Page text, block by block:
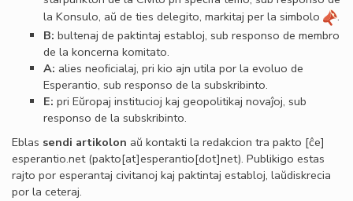
la Konsulo, aŭ de ties delegito, markitaj per la simbolo
.
B: bultenaj de paktintaj establoj, sub responso de membro
de la koncerna komitato.
A: alies neoﬁcialaj, pri kio ajn utila por la evoluo de
Esperantio, sub responso de la subskribinto.
E: pri Eŭropaj institucioj kaj geopolitikaj novaĵoj, sub
responso de la subskribinto.
Eblas sendi artikolon aŭ kontakti la redakcion tra pakto [ĉe]
esperantio.net(pakto[at]esperantio[dot]net). Publikigo estas
rajto por esperantaj civitanoj kaj paktintaj establoj, laŭdiskrecia
por la ceteraj.